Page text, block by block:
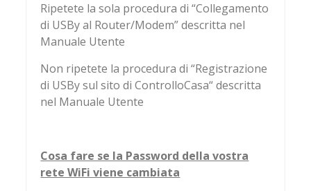
Ripetete la sola procedura di “Collegamento
di USBy al Router/Modem” descritta nel
Manuale Utente
Non ripetete la procedura di “Registrazione
di USBy sul sito di ControlloCasa“ descritta
nel Manuale Utente
Cosa fare se la Password della vostra
rete WiFi viene cambiata